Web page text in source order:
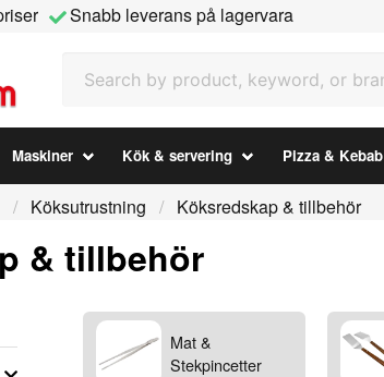
Snabb leverans på lagervara
Maskiner Kök & servering Pizza & Kebab
Köksutrustning Köksredskap & tillbehör
& tillbehör
Mat &
Stekpincetter